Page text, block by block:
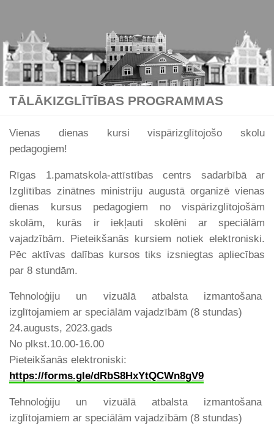
TĀLĀKIZGLĪTĪBAS PROGRAMMAS
Vienas dienas kursi vispārizglītojošo skolu
pedagogiem!
Rīgas 1.pamatskola-attīstības centrs sadarbībā ar
Izglītības zinātnes ministriju augustā organizē vienas
dienas kursus pedagogiem no vispārizglītojošām
skolām, kurās ir iekļauti skolēni ar speciālām
vajadzībām. Pieteikšanās kursiem notiek elektroniski.
Pēc aktīvas dalības kursos tiks izsniegtas apliecības
par 8 stundām.
Tehnoloģiju un vizuālā atbalsta izmantošana
izglītojamiem ar speciālām vajadzībām (8 stundas)
24.augusts, 2023.gads
No plkst.10.00-16.00
Pieteikšanās elektroniski:
https://forms.gle/dRbS8HxYtQCWn8gV9
Tehnoloģiju un vizuālā atbalsta izmantošana
izglītojamiem ar speciālām vajadzībām (8 stundas)